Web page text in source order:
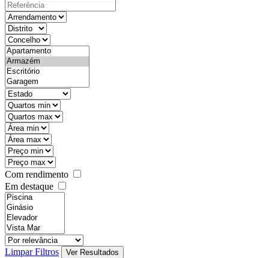
Com rendimento
Em destaque
Limpar Filtros Ver Resultados